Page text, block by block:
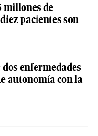
millones de
pacientes son
enfermedades
autonomía con la